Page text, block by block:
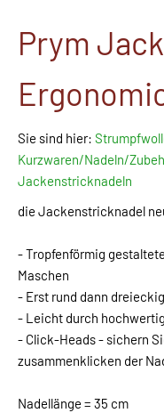
Prym
Sie sind hier:
Kurzwaren/Nadeln/
Jackenstricknadeln
die Jackenstricknadel
- Tropfenförmig
Maschen
- Erst rund dann
- Leicht durch
- Click-Heads - sichern
zusammenklicken der
Nadellänge = 35 cm